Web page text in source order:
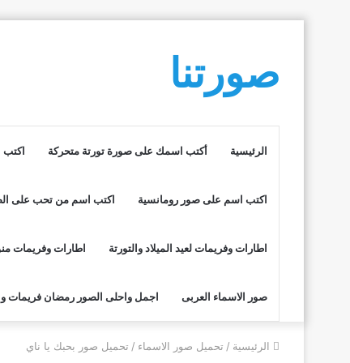
صورتنا
الرئيسية أكتب اسمك على صورة تورتة متحركة اكتب
اكتب اسم على صور رومانسية اكتب اسم من تحب على
اطارات وفريمات لعيد الميلاد والتورتة اطارات وفريمات
صور الاسماء العربى اجمل واحلى الصور رمضان فريمات
الرئيسية / تحميل صور الاسماء / تحميل صور بحبك يا ناي